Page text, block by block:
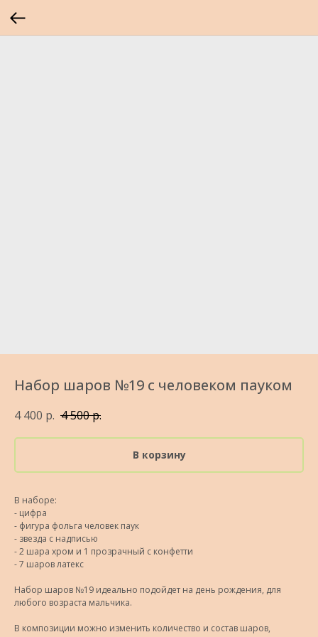
Набор шаров №19 с человеком пауком
4 400 р. 4 500р.
В корзину
В наборе:
- цифра
- фигура фольга человек паук
- звезда с надписью
- 2 шара хром и 1 прозрачный с конфетти
- 7 шаров латекс
Набор шаров №19 идеально подойдет на день рождения, для
любого возраста мальчика.
В композиции можно изменить количество и состав шаров,